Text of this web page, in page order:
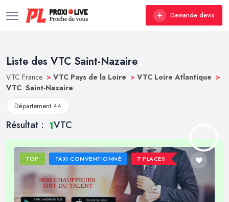
Demande devis
Liste des VTC Saint-Nazaire
VTC France > VTC Pays de la Loire > VTC Loire Atlantique >
VTC Saint-Nazaire
Département 44
Résultat : 1VTC
TOP TAXI CONVENTIONNÉ 7 PLACES